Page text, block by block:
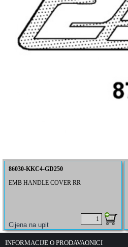
86030-KKC4-GD250
EMB HANDLE COVER RR
INFORMACIJE O PRODAVAONICI